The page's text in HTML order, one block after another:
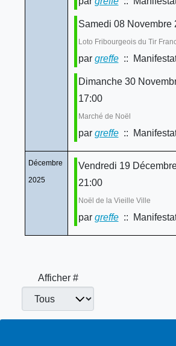
Samedi 08 Novembre
Loto Fribourgeois du Tir
par greffe::
Dimanche 30
17:00
Marché de Noël
par greffe::
Décembre
2025
Vendredi 19
21:00
Noël de la Vieille Ville
par greffe::
Limite
Afficher #